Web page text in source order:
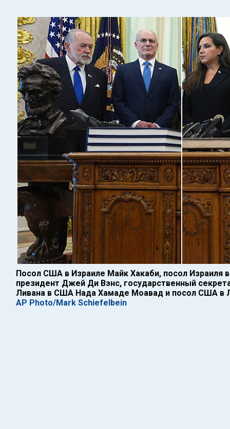
Посол США в Израиле Майк Хакаби, посол Израиля
президент Джей Ди Вэнс, государственный
Ливана в США Нада Хамаде Моавад и посол США в
AP Photo/Mark Schiefelbein